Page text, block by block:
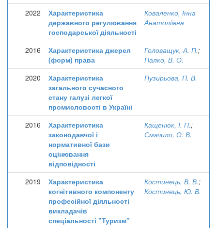
2022
Характеристика
державного регулювання
господарської діяльності
Коваленко, Інна
Анатоліївна
2016
Характеристика джерел
(форм) права
Головащук, А. П.;
Палко, В. О.
2020
Характеристика
загального сучасного
стану галузі легкої
промисловості в Україні
Пузирьова, П. В.
2016
Характеристика
законодавчої і
нормативної бази
оцінювання
відповідності
Кащенюк, І. П.;
Смачило, О. В.
2019
Характеристика
когнітивного компоненту
професійної діяльності
викладачів
спеціальності "Туризм"
Костинець, В. В.;
Костинець, Ю. В.